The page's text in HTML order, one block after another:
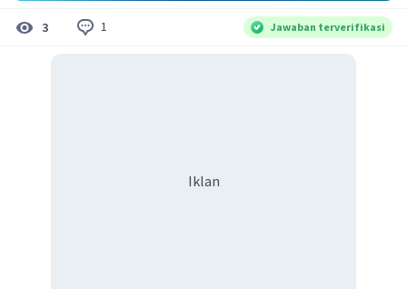
3 1 Jawaban terverifikasi
Iklan